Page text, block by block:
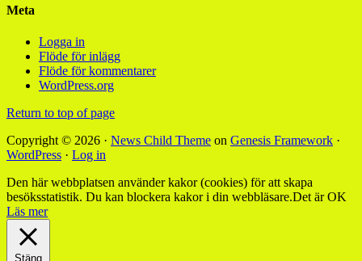
Meta
Logga in
Flöde för inlägg
Flöde för kommentarer
WordPress.org
Return to top of page
Copyright © 2026 · News Child Theme on Genesis Framework ·
WordPress · Log in
Den här webbplatsen använder kakor (cookies) för att skapa
besöksstatistik. Du kan blockera kakor i din webbläsare.Det är OK
Läs mer
Stäng